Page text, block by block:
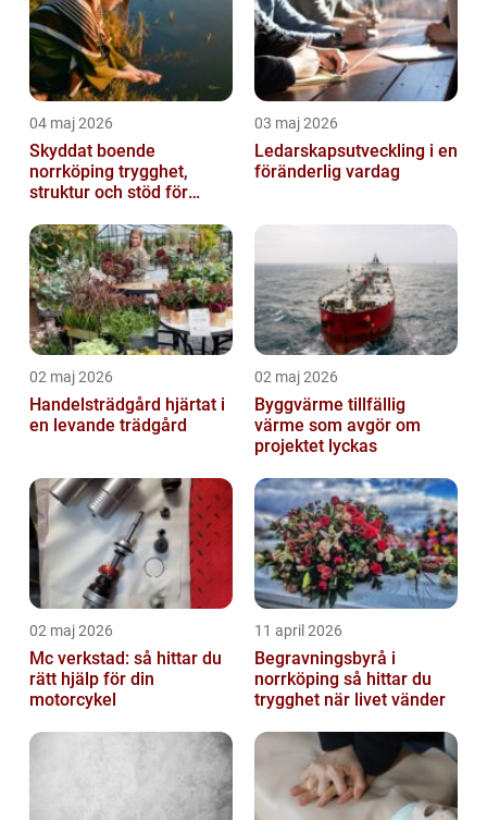
04 maj 2026
Skyddat boende
norrköping trygghet,
struktur och stöd för
situationer
03 maj 2026
Ledarskapsutveckling i en
föränderlig vardag
02 maj 2026
Handelsträdgård hjärtat i
en levande trädgård
02 maj 2026
Byggvärme tillfällig
värme som avgör om
projektet lyckas
02 maj 2026
Mc verkstad: så hittar du
rätt hjälp för din
motorcykel
11 april 2026
Begravningsbyrå i
norrköping så hittar du
trygghet när livet vänder